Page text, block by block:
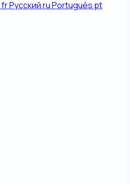
frРусскийruPortuguês pt